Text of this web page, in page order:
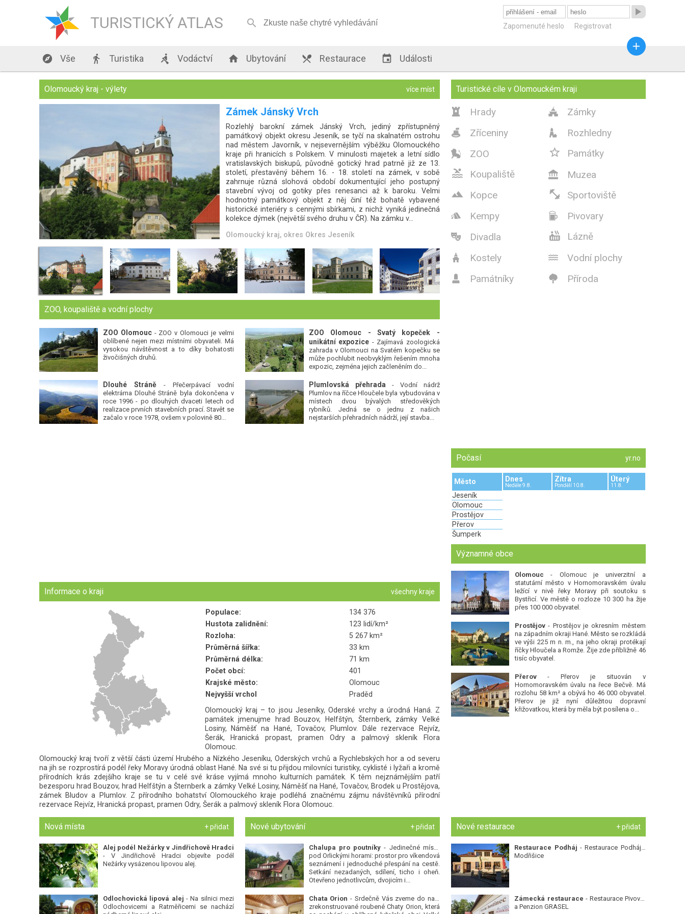
TURISTICKÝ ATLAS 

Zapomenuté heslo Registrovat
 Vše  Turistika  Vodáctví  Ubytování  Restaurace  Události

Olomoucký kraj - výlety více míst
Zámek Hustopeče nad Bečvou
Zámek Hustopeče nad Bečvou je renesanční zámek stojící asi
deset kilometrů směrem na východ od Hranic na Moravě. Sídlí
ve stejnojmenném městě – Hustopeče nad Bečvou.
Olomoucký kraj, okres Okres Přerov
Turistické cíle v Olomouckém kraji
 Hrady  Zámky
 Zříceniny  Rozhledny
 ZOO  Památky
 Koupaliště  Muzea
 Kopce  Sportoviště
 Kempy  Pivovary
 Divadla  Lázně
 Kostely  Vodní plochy
 Památníky  Příroda
ZOO, koupaliště a vodní plochy
ZOO Olomouc- ZOO v Olomouci je velmi
oblíbené nejen mezi místními obyvateli. Má
vysokou návštěvnost a to díky bohatosti
živočišných druhů.
ZOO Olomouc - Svatý kopeček -
unikátní expozice - Zajímavá zoologická
zahrada v Olomouci na Svatém kopečku se
může pochlubit neobvyklým řešením mnoha
expozic, zejména jejich začleněním do...
Dlouhé Stráně- Přečerpávací vodní
elektrárna Dlouhé Stráně byla dokončena v
roce 1996 - po dlouhých dvaceti letech od
realizace prvních stavebních prací. Stavět se
začalo v roce 1978, ovšem v polovině 80...
Plumlovská přehrada - Vodní nádrž
Plumlov na říčce Hloučele byla vybudována v
místech dvou bývalých středověkých
rybníků. Jedná se o jednu z našich
nejstarších přehradních nádrží, její stavba...
Informace o kraji všechny kraje
Populace:
134 376
Hustota zalidnění:
123 lidí/km²
Rozloha:
5 267 km²
Průměrná šířka:
33 km
Průměrná délka:
71 km
Počet obcí:
401
Krajské město:
Olomouc
Nejvyšší vrchol
Praděd
Olomoucký kraj – to jsou Jeseníky, Oderské vrchy a úrodná Haná. Z
památek jmenujme hrad Bouzov, Helfštýn, Šternberk, zámky Velké
Losiny, Náměšť na Hané, Tovačov, Plumlov. Dále rezervace Rejvíz,
Šerák, Hranická propast, pramen Odry a palmový skleník Flora
Olomouc.
Olomoucký kraj tvoří z větší části území Hrubého a Nízkého Jeseníku, Oderských vrchů a Rychlebských hor a od severu
na jih se rozprostírá podél řeky Moravy úrodná oblast Hané. Na své si tu přijdou milovníci turistiky, cyklisté i lyžaři a kromě
přírodních krás zdejšího kraje se tu v celé své kráse vyjímá mnoho kulturních památek. K těm nejznámějším patří
bezesporu hrad Bouzov, hrad Helfštýn a Šternberk a zámky Velké Losiny, Náměšť na Hané, Tovačov, Brodek u Prostějova,
zámek Bludov a Plumlov. Z přírodního bohatství Olomouckého kraje podléhá značnému zájmu návštěvníků přírodní
rezervace Rejvíz, Hranická propast, pramen Odry, Šerák a palmový skleník Flora Olomouc.
Počasí yr.no
Město Dnes
Neděle 9.8.
Zítra
Pondělí 10.8.
Úterý
11.8.
Jeseník
Olomouc
Prostějov
Přerov
Šumperk
Významné obce
Olomouc - Olomouc je univerzitní a
statutární město v Hornomoravském úvalu
ležící v nivě řeky Moravy při soutoku s
Bystřicí. Ve městě o rozloze 10 300 ha žije
přes 100 000 obyvatel.
Prostějov- Prostějov je okresním městem
na západním okraji Hané. Město se rozkládá
ve výši 225 m n. m., na jeho okraji protékají
říčky Hloučela a Romže. Žije zde přibližně 46
tisíc obyvatel.
Přerov- Přerov je situován v
Hornomoravském úvalu na řece Bečvě. Má
rozlohu 58 km² a obývá ho 46 000 obyvatel.
Přerov je již nyní důležitou dopravní
křižovatkou, která by měla být posílena o...
Nová místa + přidat
Alej podél Nežárky v Jindřichově Hradci
- V Jindřichově Hradci objevíte podél
Nežárky vysázenou lipovou alej.
Odlochovická lipová alej - Na silnici mezi
Odlochovicemi a Ratměřicemi se nachází
Nové ubytování + přidat
Chalupa pro poutníky - Jedinečné místo
pod Orlickými horami: prostor pro víkendová
seznámení i jednoduché přespání na cestě.
Setkání nezadaných, sdílení, ticho i oheň.
Otevřeno jednotlivcům, dvojicím i...
Chata Orion - Srdečně Vás zveme do naší
zrekonstruované roubené Chaty Orion, která
Nové restaurace + přidat
Restaurace Podháj - Restaurace Podháj -
Modřišice
Zámecká restaurace - Restaurace Pivovar
a Penzion GRASEL